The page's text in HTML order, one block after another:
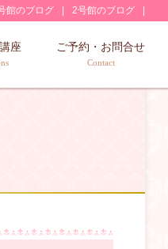
館のブログ 2号館のブログ
座 ご予約・お問合せ
Contact